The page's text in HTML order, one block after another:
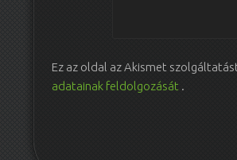
Ez az oldal az Akismet
adatainak feldolgozását .